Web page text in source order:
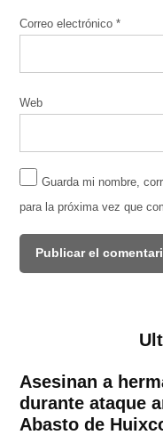
Correo electrónico*
Web
Guarda mi nombre,
para la próxima vez que
Asesinan a
durante ataque
Abasto de